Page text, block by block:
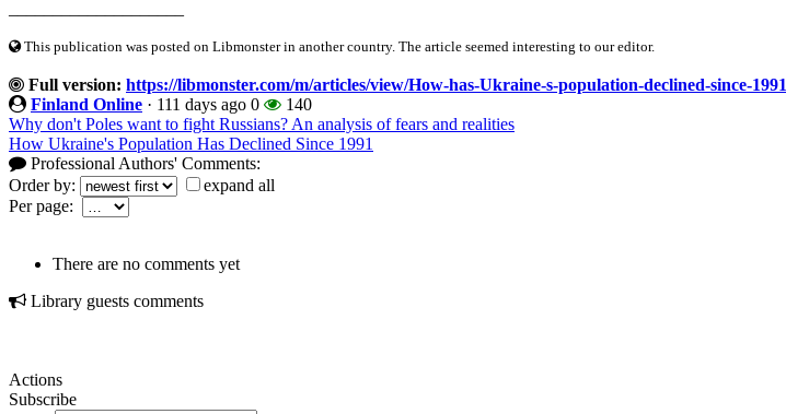
This publication was posted on Libmonster in another country. The article seemed interesting to our editor.
Full version: https://libmonster.com/m/articles/view/How-has-Ukraine-s-population-declined-since-1991
Finland Online · 111 days ago 0
140
Why don't Poles want to fight Russians? An analysis of fears and realities
How Ukraine's Population Has Declined Since 1991
Professional Authors' Comments:
Order by:
expand all
Per page:
There are no comments yet
Library guests comments
Actions
Subscribe